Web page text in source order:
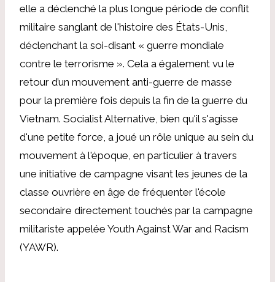
elle a déclenché la plus longue période de conflit
militaire sanglant de l'histoire des États-Unis,
déclenchant la soi-disant « guerre mondiale
contre le terrorisme ». Cela a également vu le
retour d’un mouvement anti-guerre de masse
pour la première fois depuis la fin de la guerre du
Vietnam. Socialist Alternative, bien qu'il s'agisse
d'une petite force, a joué un rôle unique au sein du
mouvement à l'époque, en particulier à travers
une initiative de campagne visant les jeunes de la
classe ouvrière en âge de fréquenter l'école
secondaire directement touchés par la campagne
militariste appelée Youth Against War and Racism
(YAWR).